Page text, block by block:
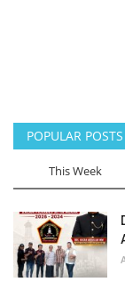
Politik
Maritim
Pertanian
Perkebunan &
POPULAR POSTS
This Week